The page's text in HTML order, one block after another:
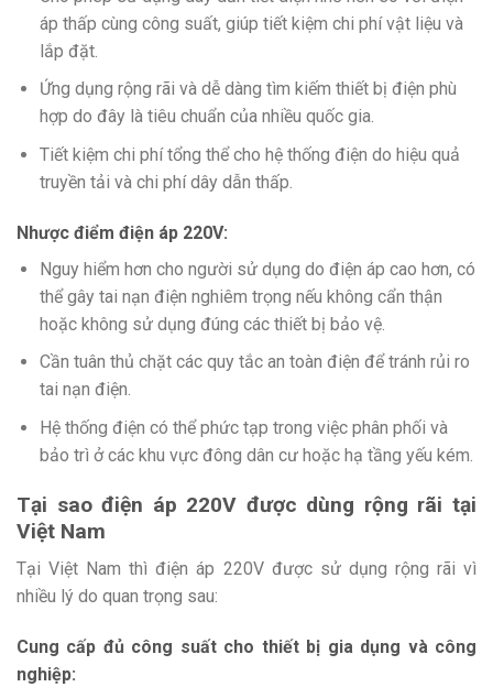
áp thấp cùng công suất, giúp tiết kiệm chi phí vật liệu và
lắp đặt.
Ứng dụng rộng rãi và dễ dàng tìm kiếm thiết bị điện phù
hợp do đây là tiêu chuẩn của nhiều quốc gia.
Tiết kiệm chi phí tổng thể cho hệ thống điện do hiệu quả
truyền tải và chi phí dây dẫn thấp.
Nhược điểm điện áp 220V:
Nguy hiểm hơn cho người sử dụng do điện áp cao hơn, có
thể gây tai nạn điện nghiêm trọng nếu không cẩn thận
hoặc không sử dụng đúng các thiết bị bảo vệ.
Cần tuân thủ chặt các quy tắc an toàn điện để tránh rủi ro
tai nạn điện.
Hệ thống điện có thể phức tạp trong việc phân phối và
bảo trì ở các khu vực đông dân cư hoặc hạ tầng yếu kém.
Tại sao điện áp 220V được dùng rộng rãi tại
Việt Nam
Tại Việt Nam thì điện áp 220V được sử dụng rộng rãi vì
nhiều lý do quan trọng sau:
Cung cấp đủ công suất cho thiết bị gia dụng và công
nghiệp: